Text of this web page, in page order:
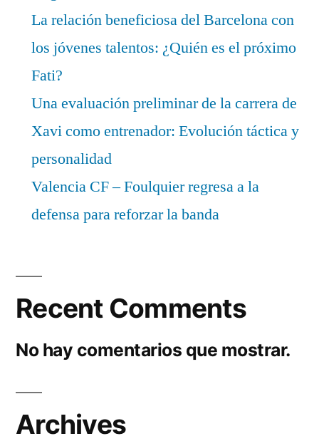
La relación beneficiosa del Barcelona con
los jóvenes talentos: ¿Quién es el próximo
Fati?
Una evaluación preliminar de la carrera de
Xavi como entrenador: Evolución táctica y
personalidad
Valencia CF – Foulquier regresa a la
defensa para reforzar la banda
Recent Comments
No hay comentarios que mostrar.
Archives